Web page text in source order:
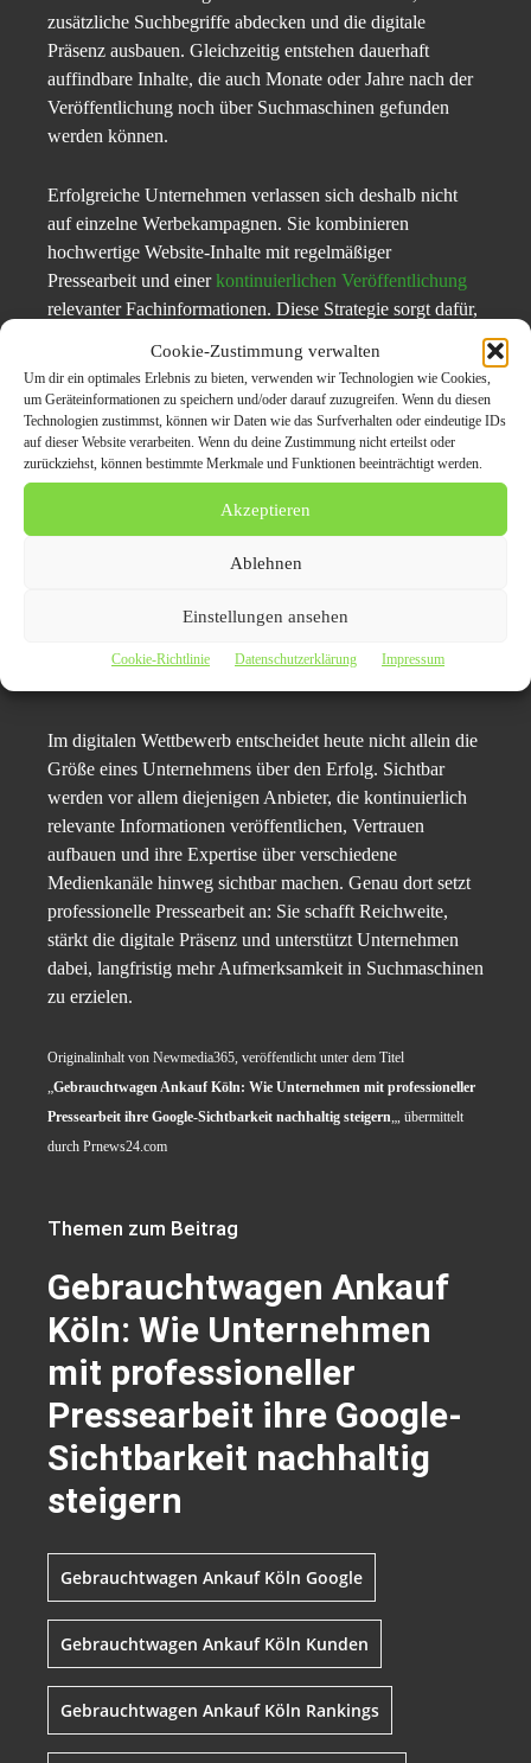
Cookie-Zustimmung verwalten
Um dir ein optimales Erlebnis zu bieten, verwenden wir Technologien wie Cookies,
um Geräteinformationen zu speichern und/oder darauf zuzugreifen. Wenn du diesen
Technologien zustimmst, können wir Daten wie das Surfverhalten oder eindeutige IDs
auf dieser Website verarbeiten. Wenn du deine Zustimmung nicht erteilst oder
zurückziehst, können bestimmte Merkmale und Funktionen beeinträchtigt werden.
Akzeptieren
Ablehnen
Einstellungen ansehen
Cookie-Richtlinie Datenschutzerklärung Impressum
zusätzliche Suchbegriffe abdecken und die digitale
Präsenz ausbauen. Gleichzeitig entstehen dauerhaft
auffindbare Inhalte, die auch Monate oder Jahre nach der
Veröffentlichung noch über Suchmaschinen gefunden
werden können.
Erfolgreiche Unternehmen verlassen sich deshalb nicht
auf einzelne Werbekampagnen. Sie kombinieren
hochwertige Website-Inhalte mit regelmäßiger
Pressearbeit und einerkontinuierlichen Veröffentlichung
relevanter Fachinformationen. Diese Strategie sorgt dafür,
aktive und thematisch relevante Quelle erkennen.
Wer mitGebrauchtwagen Ankauf Kölnlangfristig eine
Top-Platzierung bei Google anstrebt, benötigt Geduld und
eine klare Content-Strategie. Nachhaltige Rankings
entstehen durch kontinuierliche Veröffentlichungen,
fachlich fundierte Inhalte und eine starke Medienpräsenz.
Unternehmen, die regelmäßig über sich, ihre
Automobilbranche berichten, erhöhen ihre Chancen,
dauerhaft von Suchmaschinen und potenziellen Kunden
Im digitalen Wettbewerb entscheidet heute nicht allein die
Größe eines Unternehmens über den Erfolg. Sichtbar
werden vor allem diejenigen Anbieter, die kontinuierlich
relevante Informationen veröffentlichen, Vertrauen
aufbauen und ihre Expertise über verschiedene
Medienkanäle hinweg sichtbar machen. Genau dort setzt
professionelle Pressearbeit an: Sie schafft Reichweite,
stärkt die digitale Präsenz und unterstützt Unternehmen
dabei, langfristig mehr Aufmerksamkeit in Suchmaschinen
zu erzielen.
Originalinhalt von Newmedia365, veröffentlicht unter dem Titel
„Gebrauchtwagen Ankauf Köln: Wie Unternehmen mit professioneller
Pressearbeit ihre Google-Sichtbarkeit nachhaltig steigern„, übermittelt
durch Prnews24.com
Themen zum Beitrag
Gebrauchtwagen Ankauf
Köln: Wie Unternehmen
mit professioneller
Pressearbeit ihre Google-
Sichtbarkeit nachhaltig
steigern
Gebrauchtwagen Ankauf Köln Google
Gebrauchtwagen Ankauf Köln Kunden
Gebrauchtwagen Ankauf Köln Rankings